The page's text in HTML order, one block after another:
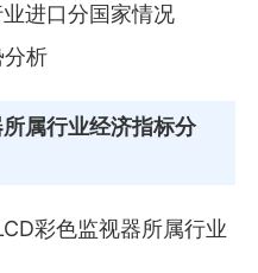
进口分国家情况
分析
属行业经济指标分
彩色监视器所属行业